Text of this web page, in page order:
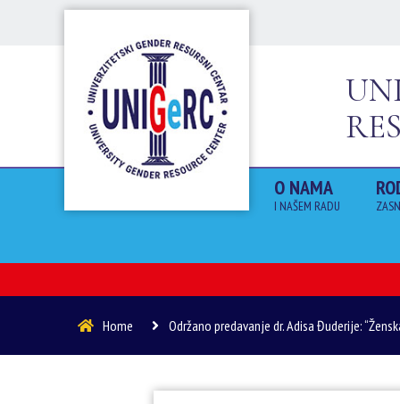
O NAMA
I NAŠEM RADU
Home Održano predavanje dr. Adisa Đuderije: